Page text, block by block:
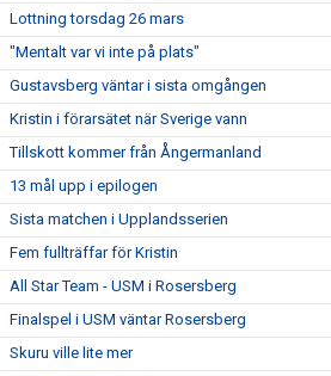
Lottning torsdag 26 mars
"Mentalt var vi inte på plats"
Gustavsberg väntar i sista omgången
Kristin i förarsätet när Sverige vann
Tillskott kommer från Ångermanland
13 mål upp i epilogen
Sista matchen i Upplandsserien
Fem fullträffar för Kristin
All Star Team - USM i Rosersberg
Finalspel i USM väntar Rosersberg
Skuru ville lite mer